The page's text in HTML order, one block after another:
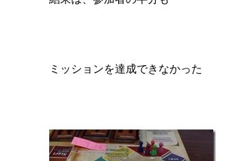
ミッションを達成できなかった